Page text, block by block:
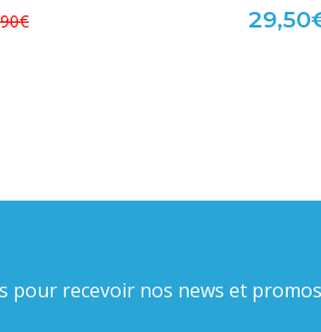
pour recevoir nos news et